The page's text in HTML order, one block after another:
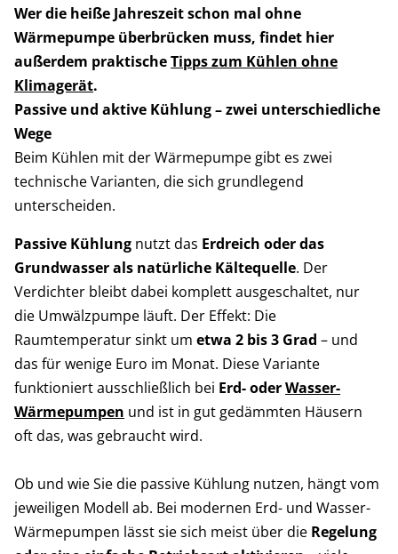
Wer die heiße Jahreszeit schon mal ohne
Wärmepumpe überbrücken muss, findet hier
außerdem praktischeTipps zum Kühlen ohne
Klimagerät.
Passive und aktive Kühlung – zwei unterschiedliche
Wege
Beim Kühlen mit der Wärmepumpe gibt es zwei
technische Varianten, die sich grundlegend
unterscheiden.
Passive Kühlung nutzt das Erdreich oder das
Grundwasser als natürliche Kältequelle. Der
Verdichter bleibt dabei komplett ausgeschaltet, nur
die Umwälzpumpe läuft. Der Effekt: Die
Raumtemperatur sinkt umetwa 2 bis 3 Grad – und
das für wenige Euro im Monat. Diese Variante
funktioniert ausschließlich bei Erd- oderWasser-
Wärmepumpen und ist in gut gedämmten Häusern
oft das, was gebraucht wird.
Ob und wie Sie die passive Kühlung nutzen, hängt vom
jeweiligen Modell ab. Bei modernen Erd- und Wasser-
Wärmepumpen lässt sie sich meist über die Regelung